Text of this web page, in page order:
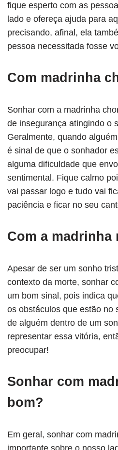
fique esperto com as
lado e ofereça ajuda para
precisando, afinal, ela
pessoa necessitada fosse
Com madrinha
Sonhar com a madrinha
de insegurança atingindo o
Geralmente, quando
é sinal de que o sonhador
alguma dificuldade que
sentimental. Fique calmo
vai passar logo e tudo vai
paciência e ficar no seu
Com a madrinha
Apesar de ser um sonho
contexto da morte, sonhar
um bom sinal, pois indica
os obstáculos que estão no
de alguém dentro de um
representar essa vitória,
preocupar!
Sonhar com
bom?
Em geral, sonhar com
importante sobre o nosso